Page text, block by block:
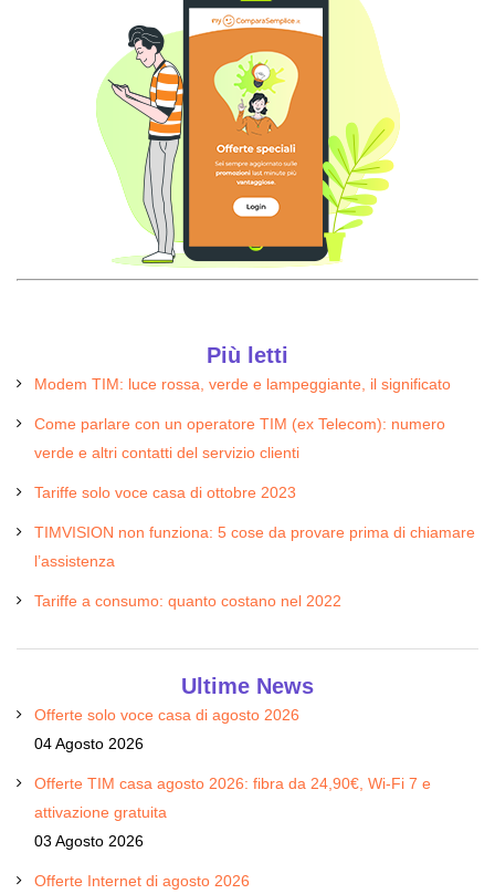
Più letti
Modem TIM: luce rossa, verde e lampeggiante, il significato
Come parlare con un operatore TIM (ex Telecom): numero
verde e altri contatti del servizio clienti
Tariffe solo voce casa di ottobre 2023
TIMVISION non funziona: 5 cose da provare prima di chiamare
l’assistenza
Tariffe a consumo: quanto costano nel 2022
Ultime News
Offerte solo voce casa di agosto 2026
04 Agosto 2026
Offerte TIM casa agosto 2026: fibra da 24,90€, Wi-Fi 7 e
attivazione gratuita
03 Agosto 2026
Offerte Internet di agosto 2026